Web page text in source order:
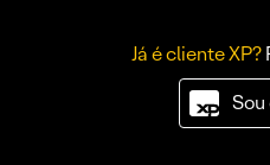
Já é cliente XP?